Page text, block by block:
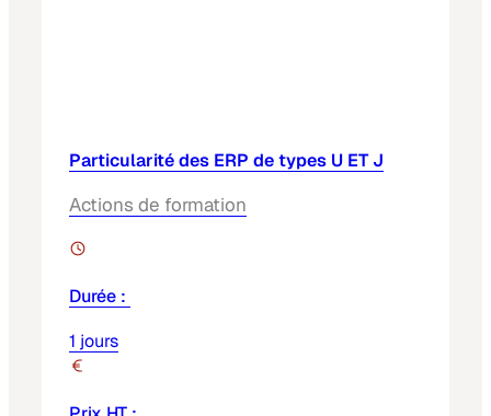
Particularité des ERP de types U ET J
Actions de formation
Durée :
1 jours